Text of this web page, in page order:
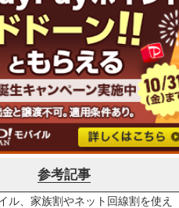
参考記事
ル、家族割やネット回線割を使え